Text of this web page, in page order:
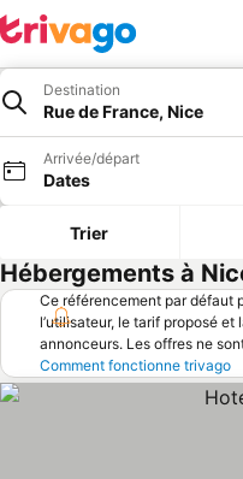
Destination
Rue de France, Nice
Arrivée/départ
Dates
Trier
Hébergements à
Ce référencement par défaut
l’utilisateur, le tarif proposé
annonceurs. Les offres ne
Comment fonctionne trivago